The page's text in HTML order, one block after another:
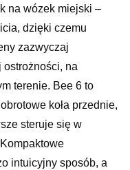
na wózek miejski –
dzięki czemu
zazwyczaj
na
terenie. Bee 6 to
koła przednie,
steruje się w
intuicyjny sposób, a